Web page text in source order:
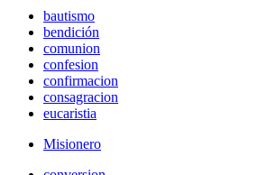
bautismo
bendición
comunion
confesion
confirmacion
consagracion
eucaristia
Misionero